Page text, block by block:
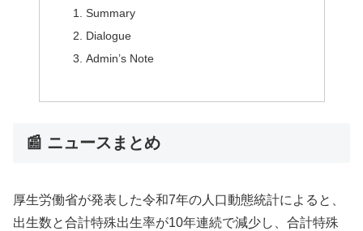
Summary
Dialogue
Admin’s Note
📰 ニュースまとめ
厚生労働省が発表した令和7年の人口動態統計によると、
出生数と合計特殊出生率が10年連続で減少し、合計特殊